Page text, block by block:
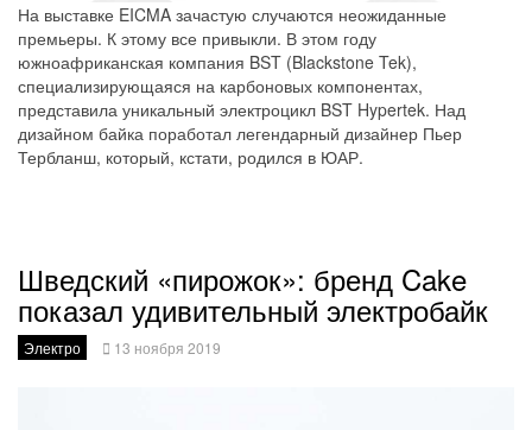
На выставке EICMA зачастую случаются неожиданные
премьеры. К этому все привыкли. В этом году
южноафриканская компания BST (Blackstone Tek),
специализирующаяся на карбоновых компонентах,
представила уникальный электроцикл BST Hypertek. Над
дизайном байка поработал легендарный дизайнер Пьер
Тербланш, который, кстати, родился в ЮАР.
Шведский «пирожок»: бренд Cake
показал удивительный электробайк
Электро 13 ноября 2019